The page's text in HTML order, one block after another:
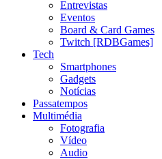
Entrevistas
Eventos
Board & Card Games
Twitch [RDBGames]
Tech
Smartphones
Gadgets
Notícias
Passatempos
Multimédia
Fotografia
Vídeo
Audio